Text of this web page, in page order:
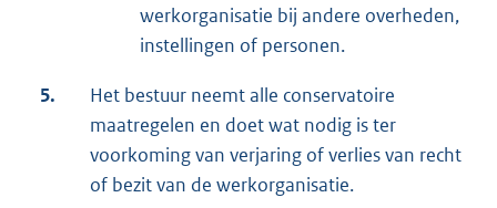
werkorganisatie bij andere overheden,
instellingen of personen.
5.
Het bestuur neemt alle conservatoire
maatregelen en doet wat nodig is ter
voorkoming van verjaring of verlies van recht
of bezit van de werkorganisatie.